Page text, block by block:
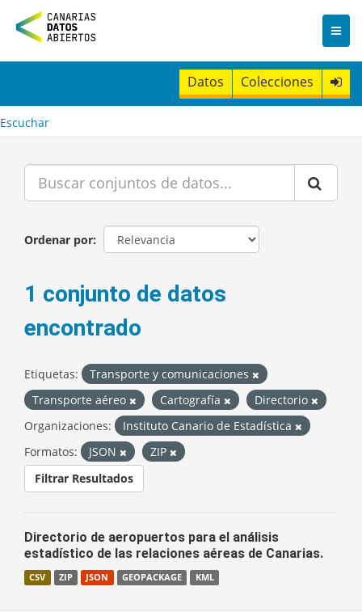
n
t
Datos Colecciones
Escuchar
Ordenar por
1 conjunto de datos
encontrado
Etiquetas:
Transporte y comunicaciones
Transporte aéreo
Cartografía
Directorio
Organizaciones:
Instituto Canario de Estadística
Formatos:
JSON
ZIP
Filtrar Resultados
Directorio de aeropuertos para el análisis
estadístico de las relaciones aéreas de Canarias.
CSV ZIP JSON GEOPACKAGE KML